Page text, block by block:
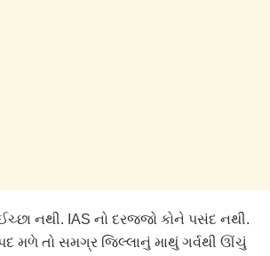
નથી. IAS નો દરજ્જો કોને પસંદ નથી.
મળે તો સમગ્ર જિલ્લાનું માથું ગર્વથી ઊંચું